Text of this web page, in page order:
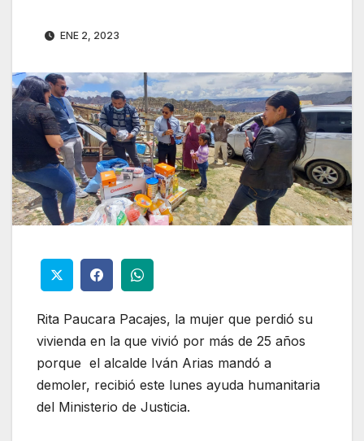
ENE 2, 2023
Rita Paucara Pacajes, la mujer que perdió su
vivienda en la que vivió por más de 25 años
porque el alcalde Iván Arias mandó a
demoler, recibió este lunes ayuda humanitaria
del Ministerio de Justicia.